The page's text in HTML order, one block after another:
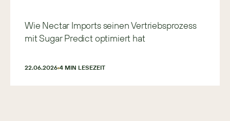
Wie Nectar Imports seinen Vertriebsprozess
mit Sugar Predict optimiert hat
22.06.2026 4 MIN LESEZEIT